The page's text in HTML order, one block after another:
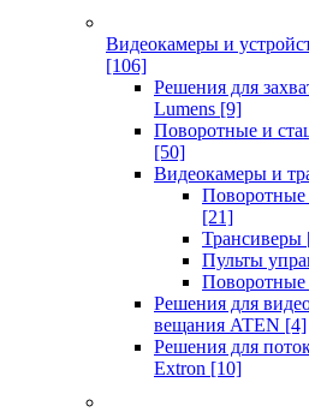
Видеокамеры и
[106]
Решения для
Lumens [9]
Поворотные и
[50]
Видеокамеры и
[21]
Трансиверы
Пульты
Решения для
вещания ATEN [4]
Решения для
Extron [10]